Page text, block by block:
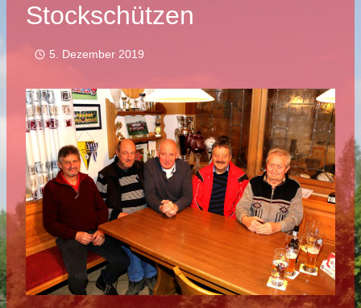
Stockschützen
5. Dezember 2019